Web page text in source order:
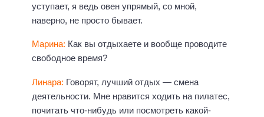
уступает, я ведь овен упрямый, со мной,
наверно, не просто бывает.
Марина: Как вы отдыхаете и вообще проводите
свободное время?
Линара: Говорят, лучший отдых — смена
деятельности. Мне нравится ходить на пилатес,
почитать что-нибудь или посмотреть какой-